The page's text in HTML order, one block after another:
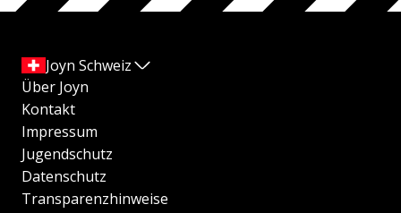
Joyn Schweiz
Über Joyn
Kontakt
Impressum
Jugendschutz
Datenschutz
Transparenzhinweise